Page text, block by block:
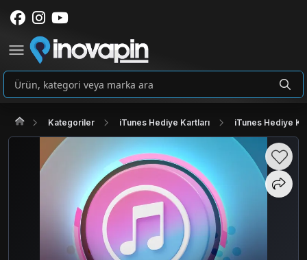
Kategoriler iTunes Hediye Kartları iTunes Hediye